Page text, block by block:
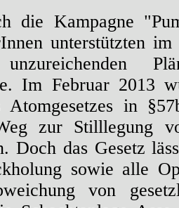
die Kampagne
unterstützten
Im Februar 2013
Atomgesetzes in
zur Stilllegung
Doch das Gesetz
sowie alle
von